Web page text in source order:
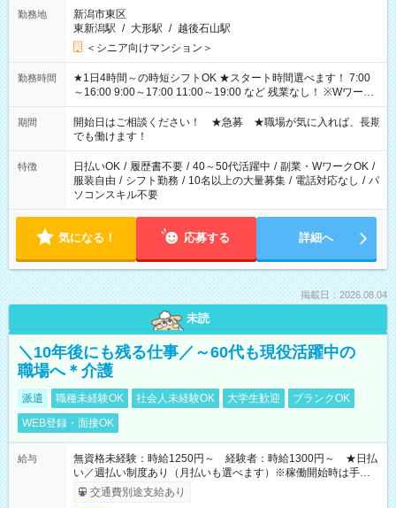
勤務地
新潟市東区
東新潟駅 / 大形駅 / 越後石山駅
＜シニア向けマンション＞
勤務時間
★1日4時間～の時短シフトOK ★スタート時間選べます！ 7:00
～16:00 9:00～17:00 11:00～19:00 など 残業なし！ ※Wワーク
の場合、他のお仕事と合わせ週40時間超の就業はご案内できま
せん ※法令に基づき、週20時間以上勤務は社会保険への加入対
象となります ※労働者派遣法（日雇い派遣の原則禁止）によ
り、短時間・短期間の就業はご案内が難しい場合があります
期間
開始日はご相談ください！ ★急募 ★職場が気に入れば、長期
でも働けます！
特徴 日払いOK / 履歴書不要 / 40～50代活躍中 / 副業・WワークOK /
服装自由 / シフト勤務 / 10名以上の大量募集 / 電話対応なし / パ
ソコンスキル不要
気になる！ 応募する 詳細へ
掲載日：2026.08.04
未読
＼10年後にも残る仕事／～60代も現役活躍中の
職場へ＊介護
派遣 職種未経験OK 社会人未経験OK 大学生歓迎
ブランクOK
WEB登録・面接OK
給与
無資格未経験：時給1250円～ 経験者：時給1300円～ ★日払
い／週払い制度あり（月払いも選べます）※稼働開始時は手続き
完了次第のお支払いとなります。
交通費別途支給あり